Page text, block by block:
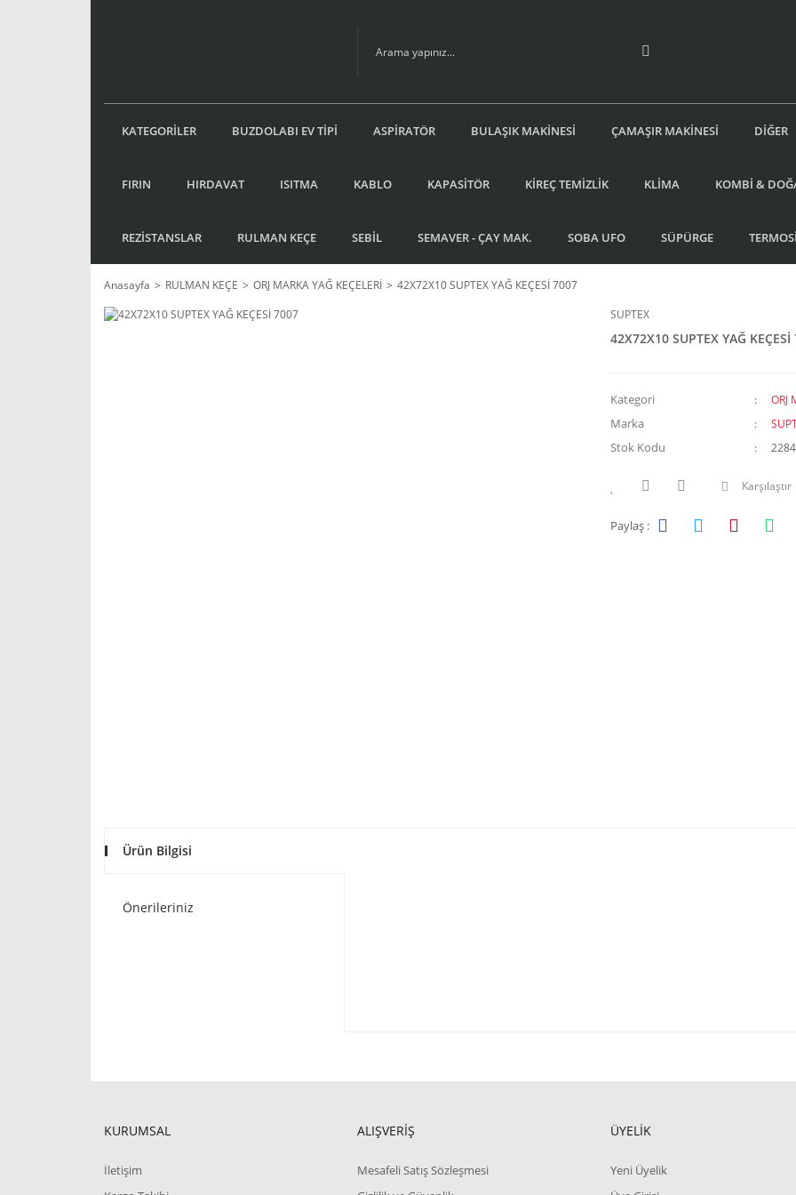
KATEGORİLER BUZDOLABI EV TİPİ ASPİRATÖR BULAŞIK MAKİNESİ ÇAMAŞIR MAKİNESİ DİĞER
FIRIN HIRDAVAT ISITMA KABLO KAPASİTÖR KİREÇ TEMİZLİK KLİMA KOMBİ &
REZİSTANSLAR RULMAN KEÇE SEBİL SEMAVER - ÇAY MAK. SOBA UFO SÜPÜRGE
Anasayfa RULMAN KEÇE ORJ MARKA YAĞ KEÇELERİ
42X72X10 SUPTEX YAĞ KEÇESİ 7007
SUPTEX
42X72X10 SUPTEX YAĞ
Kategori ORJ
Marka
Stok Kodu 2284
Karşılaştır
Paylaş :
Ürün Bilgisi
Önerileriniz
KURUMSAL
İletişim
ALIŞVERİŞ
Mesafeli Satış Sözleşmesi
ÜYELİK
Yeni Üyelik